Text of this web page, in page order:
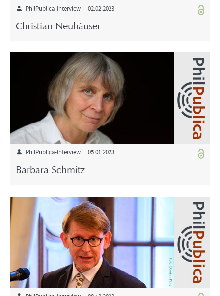
PhilPublica-Interview | 02.02.2023
Christian Neuhäuser
PhilPublica-Interview | 05.01.2023
Barbara Schmitz